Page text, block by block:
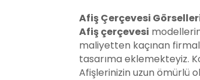
Afiş Çerçevesi
Afiş çerçevesi
maliyetten kaçınan
tasarıma eklemekteyiz.
Afişlerinizin uzun ömürlü